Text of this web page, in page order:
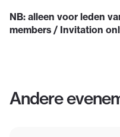
NB: alleen voor leden
members / Invitation
Andere